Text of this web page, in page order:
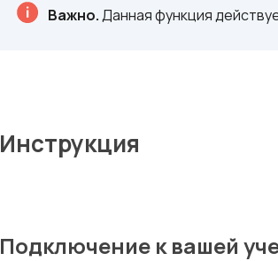
Важно.Данная функция
Инструкция
Подключение к вашей